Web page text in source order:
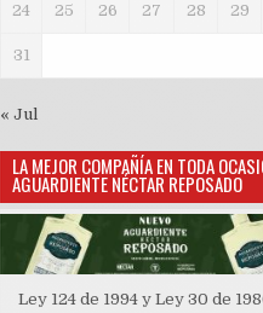
24 25 26 27 28 29
31
« Jul
LA MEJOR COMPAÑÍA EN TODA
AGUARDIENTE NÉCTAR REPOSADO
Ley 124 de 1994 y Ley 30 de